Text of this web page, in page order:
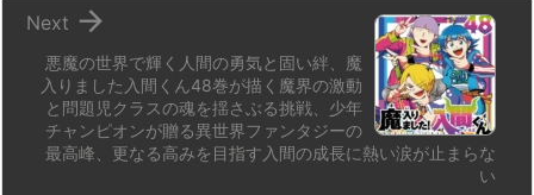
悪魔の世界で輝く人間の勇気と固い絆、魔
入りました入間くん48巻が描く魔界の激動
と問題児クラスの魂を揺さぶる挑戦、少年
チャンピオンが贈る異世界ファンタジーの
最高峰、更なる高みを目指す入間の成長に熱い涙が止まらな
い

Next